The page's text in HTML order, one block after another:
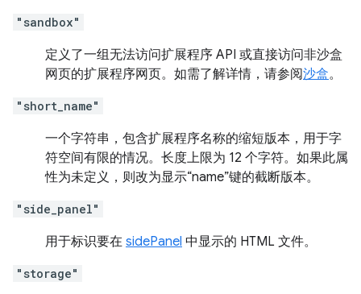
"sandbox"
定义了一组无法访问扩展程序 API 或直接访问非沙盒
网页的扩展程序网页。如需了解详情，请参阅沙盒。
"short_name"
一个字符串，包含扩展程序名称的缩短版本，用于字
符空间有限的情况。长度上限为 12 个字符。如果此属
性为未定义，则改为显示“name”键的截断版本。
"side_panel"
用于标识要在 sidePanel 中显示的 HTML 文件。
"storage"